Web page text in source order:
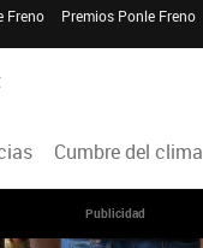
Freno Premios Ponle Freno
Cumbre del clima
Publicidad